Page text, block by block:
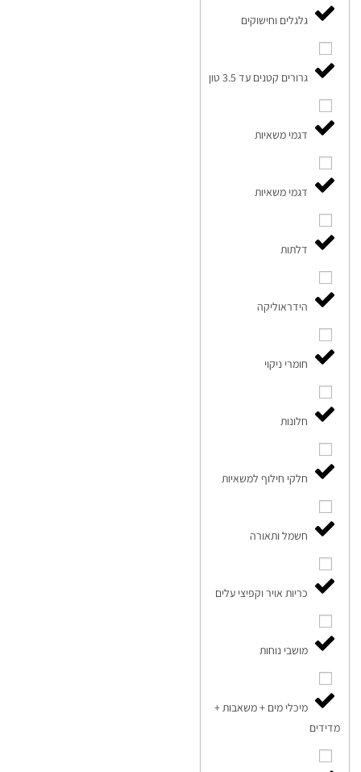
גלגלים וחישוקים
גרורים קטנים עד 3.5 טון
דגמי משאיות
דגמי משאיות
דלתות
הידראוליקה
חומרי ניקוי
חלונות
חלקי חילוף למשאיות
חשמל ותאורה
כריות אויר וקפיצי עלים
מושבי נוחות
מיכלי מים + משאבות +
מדידים